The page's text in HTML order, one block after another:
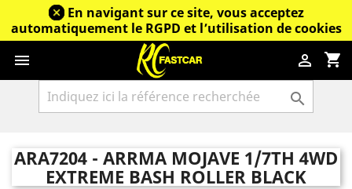
En navigant sur ce site, vous acceptez
automatiquement le RGPD et l’utilisation de cookies
 shopping_cart


ARA7204 - ARRMA MOJAVE 1/7TH 4WD
EXTREME BASH ROLLER BLACK